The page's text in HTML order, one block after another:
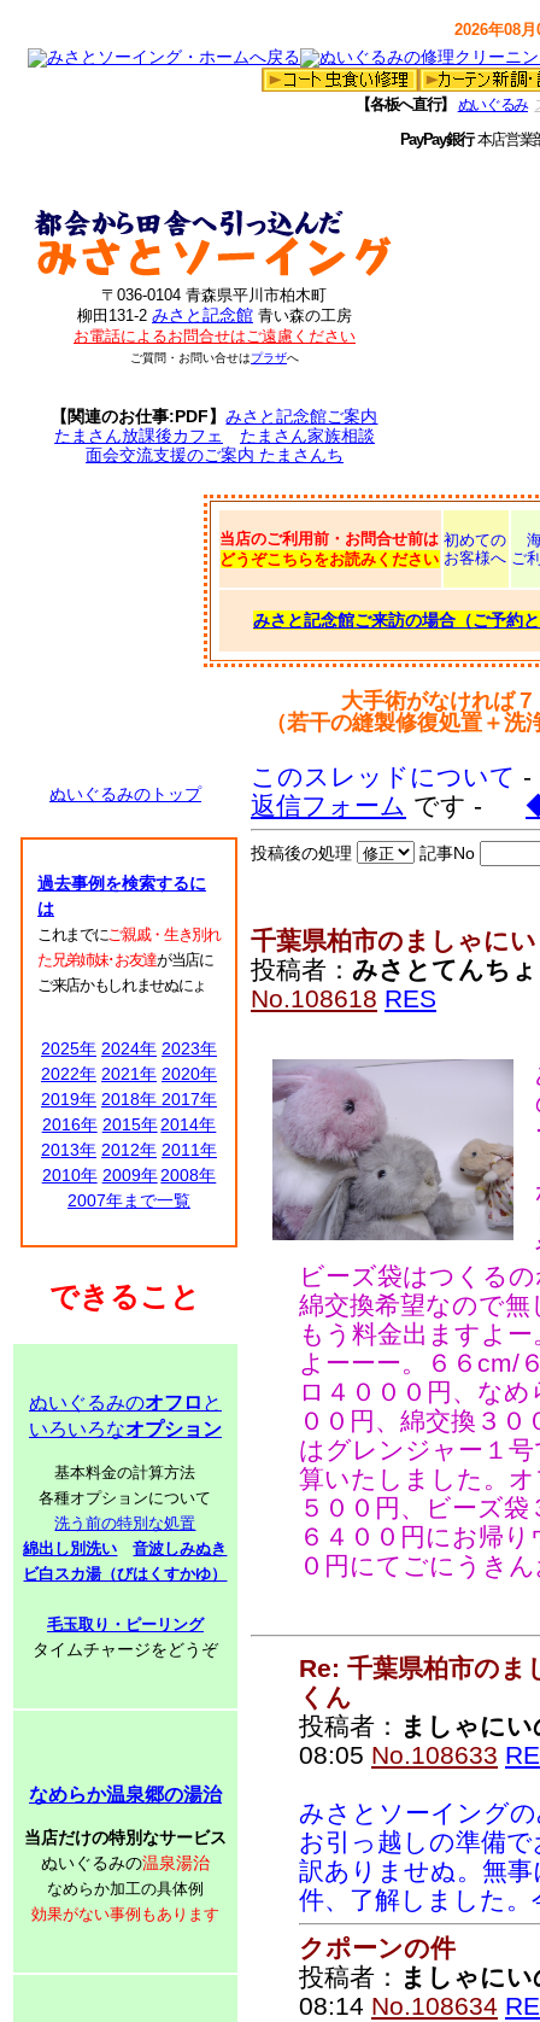
2026年08
【各板へ直行】 ぬいぐるみ
PayPay銀行本店営
〒036-0104 青森県平川市柏木町
柳田131-2 みさと記念館 青い森の工房
お電話によるお問合せはご遠慮ください
ご質問・お問い合せはプラザへ
【関連のお仕事:PDF】みさと記念館ご案内
たまさん放課後カフェ
たまさん家族相談
面会交流支援のご案内 たまさんち
当店のご利用前・お問合せ前は
どうぞこちらをお読みください
初めての
お客様へ ご
みさと記念館ご来訪の場合（ご予約
大手術がなければ
（若干の縫製修復処置＋
ぬいぐるみのトップ
過去事例を検索するに
は
これまでにご親戚・生き別れ
た兄弟姉妹･お友達が当店に
ご来店かもしれませぬにょ
2025年 2024年 2023年
2022年 2021年 2020年
2019年 2018年 2017年
2016年 2015年 2014年
2013年 2012年 2011年
2010年 2009年 2008年
2007年まで一覧
できること
ぬいぐるみのオフロ と
いろいろなオプション
基本料金の計算方法
各種オプションについて
洗う前の特別な処置
綿出し別洗い
音波しみぬき
ビ白スカ湯（びはくすかゆ）
毛玉取り・ピーリング
タイムチャージをどうぞ
なめらか温泉郷の湯治
当店だけの特別なサービス
ぬいぐるみの温泉湯治
なめらか加工の具体例
効果がない事例もあります
このスレッドについて -
返信フォーム です -
投稿後の処理 記事No
千葉県柏市のましゃに
投稿者： みさとてんちょ
No.108618 RES
ビーズ袋はつくる
綿交換希望なので
もう料金出ますよ
よーーー。６６cm/
ロ４０００円、な
００円、綿交換３
はグレンジャー１
算いたしました。
５００円、ビーズ
６４００円にお帰
０円にてごにうき
Re: 千葉県柏市の
くん
投稿者： ましゃにい
08:05 No.108633
みさとソーイング
お引っ越しの準備
訳ありませぬ。無
件、了解しました
クポーンの件
投稿者： ましゃにい
08:14 No.108634